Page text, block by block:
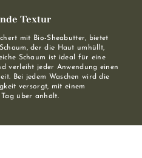
Textur
mit Bio-Sheabutter, bietet
der die Haut umhüllt,
Schaum ist ideal für eine
verleiht jeder Anwendung einen
Bei jedem Waschen wird die
versorgt, mit einem
über anhält.